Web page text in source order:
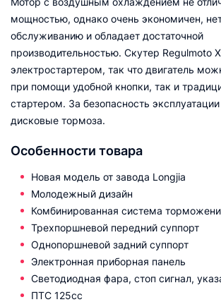
мощностью, однако очень экономичен,
обслуживанию и обладает достаточной
производительностью. Скутер Regulmoto
электростартером, так что двигатель
при помощи удобной кнопки, так и
стартером. За безопасность
дисковые тормоза.
Особенности товара
Новая модель от завода Longjia
Молодежный дизайн
Комбинированная система
Трехпоршневой передний суппорт
Однопоршневой задний суппорт
Электронная приборная панель
Светодиодная фара, стоп сигнал,
ПТС 125сс